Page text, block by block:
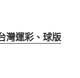
灣運彩、球版